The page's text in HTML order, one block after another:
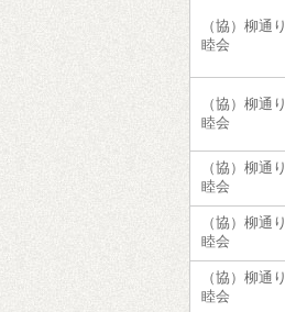
（協）柳通り
睦会
（協）柳通り
睦会
（協）柳通り
睦会
（協）柳通り
睦会
（協）柳通り
睦会